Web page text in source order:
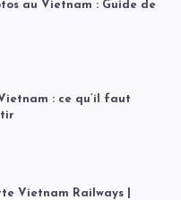
au Vietnam : Guide de
: ce qu’il faut
Vietnam Railways |